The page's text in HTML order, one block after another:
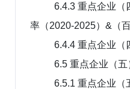
6.4.3 重点企业（
率（2020-2025）&（百
6.4.4 重点企业（
6.5 重点企业（五
6.5.1 重点企业（